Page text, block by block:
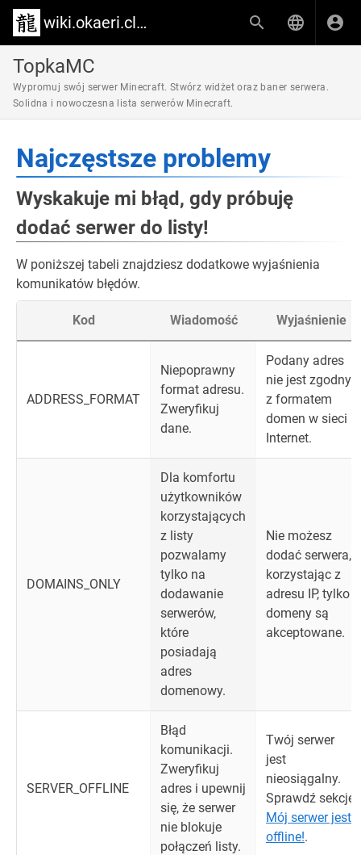
wiki.okaeri.cloud
TopkaMC
Wypromuj swój serwer Minecraft. Stwórz widżet oraz baner serwera.
Solidna i nowoczesna lista serwerów Minecraft.
Najczęstsze problemy
Wyskakuje mi błąd, gdy próbuję
dodać serwer do listy!
W poniższej tabeli znajdziesz dodatkowe wyjaśnienia
komunikatów błędów.
Kod Wiadomość Wyjaśnienie
ADDRESS_FORMAT
Niepoprawny
format adresu.
Zweryfikuj
dane.
Podany adres
nie jest zgodny
z formatem
domen w sieci
Internet.
DOMAINS_ONLY
Dla komfortu
użytkowników
korzystających
z listy
pozwalamy
tylko na
dodawanie
serwerów,
które
posiadają
adres
domenowy.
Nie możesz
dodać serwera,
korzystając z
adresu IP, tylko
domeny są
akceptowane.
SERVER_OFFLINE
Błąd
komunikacji.
Zweryfikuj
adres i upewnij
się, że serwer
nie blokuje
połączeń listy.
Twój serwer
jest
nieosiągalny.
Sprawdź sekcję
Mój serwer jest
offline!.